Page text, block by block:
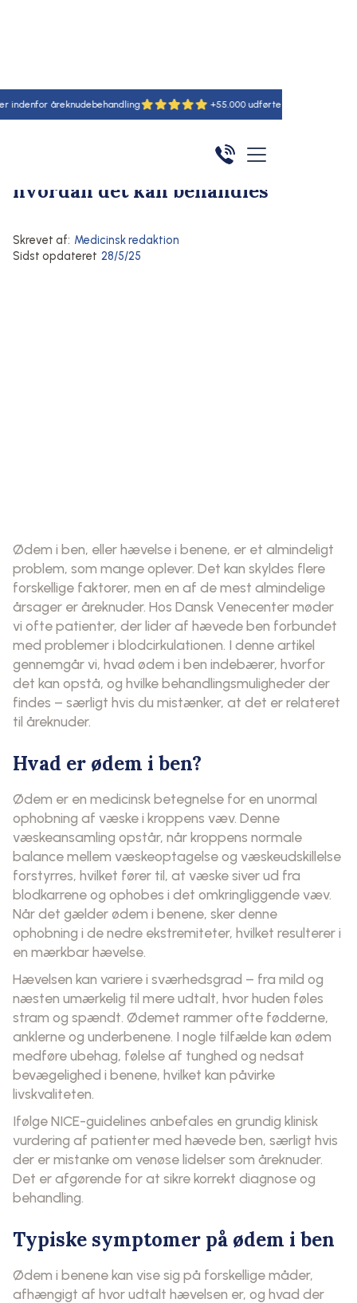
+55.000 udførte behandlinger
Hjem/Artikler/Her
Ødem i ben: hvad det er, og
hvordan det kan behandles
Skrevet af: Medicinsk redaktion
Sidst opdateret 28/5/25
Ødem i ben, eller hævelse i benene, er et almindeligt
problem, som mange oplever. Det kan skyldes flere
forskellige faktorer, men en af de mest almindelige
årsager er åreknuder. Hos Dansk Venecenter møder
vi ofte patienter, der lider af hævede ben forbundet
med problemer i blodcirkulationen. I denne artikel
gennemgår vi, hvad ødem i ben indebærer, hvorfor
det kan opstå, og hvilke behandlingsmuligheder der
findes – særligt hvis du mistænker, at det er relateret
til åreknuder.
Hvad er ødem i ben?
Ødem er en medicinsk betegnelse for en unormal
ophobning af væske i kroppens væv. Denne
væskeansamling opstår, når kroppens normale
balance mellem væskeoptagelse og væskeudskillelse
forstyrres, hvilket fører til, at væske siver ud fra
blodkarrene og ophobes i det omkringliggende væv.
Når det gælder ødem i benene, sker denne
ophobning i de nedre ekstremiteter, hvilket resulterer i
en mærkbar hævelse.
Hævelsen kan variere i sværhedsgrad – fra mild og
næsten umærkelig til mere udtalt, hvor huden føles
stram og spændt. Ødemet rammer ofte fødderne,
anklerne og underbenene. I nogle tilfælde kan ødem
medføre ubehag, følelse af tunghed og nedsat
bevægelighed i benene, hvilket kan påvirke
livskvaliteten.
Ifølge NICE-guidelines anbefales en grundig klinisk
vurdering af patienter med hævede ben, særligt hvis
der er mistanke om venøse lidelser som åreknuder.
Det er afgørende for at sikre korrekt diagnose og
behandling.
Typiske symptomer på ødem i ben
Ødem i benene kan vise sig på forskellige måder,
afhængigt af hvor udtalt hævelsen er, og hvad der